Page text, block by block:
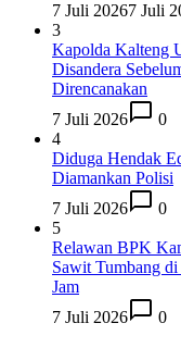
7 Juli 20267 Juli
3
Kapolda Kalteng
Disandera
Direncanakan
7 Juli 2026
0
4
Diduga Hendak
Diamankan Polisi
7 Juli 2026
0
5
Relawan BPK
Sawit Tumbang di
Jam
7 Juli 2026
0